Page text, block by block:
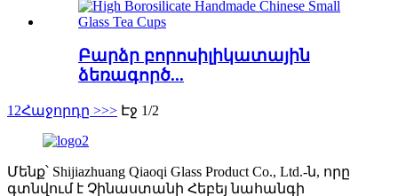
Բարձր բորոսիլիկատային
ձեռագործ...
1 2Հաջորդը >>> Էջ 1/2
Մենք՝ Shijiazhuang Qiaoqi Glass Product Co., Ltd.-ն, որը
գտնվում է Չինաստանի Հեբեյ նահանգի